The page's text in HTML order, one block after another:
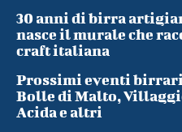
30 anni di birra
nasce il murale che
craft italiana
Prossimi eventi
Bolle di Malto,
Acida e altri